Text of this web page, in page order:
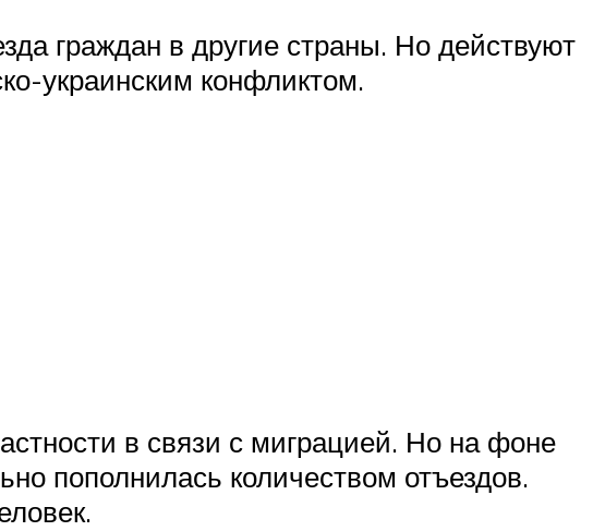
граждан в другие страны. Но действуют
украинским конфликтом.
в связи с миграцией. Но на фоне
пополнилась количеством отъездов.